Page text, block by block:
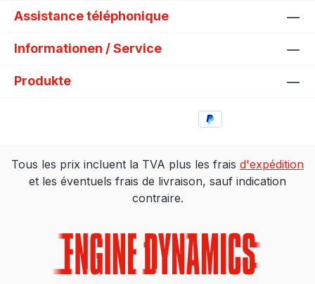
Assistance téléphonique
Informationen / Service
Produkte
Tous les prix incluent la TVA plus les frais d'expédition
et les éventuels frais de livraison, sauf indication
contraire.